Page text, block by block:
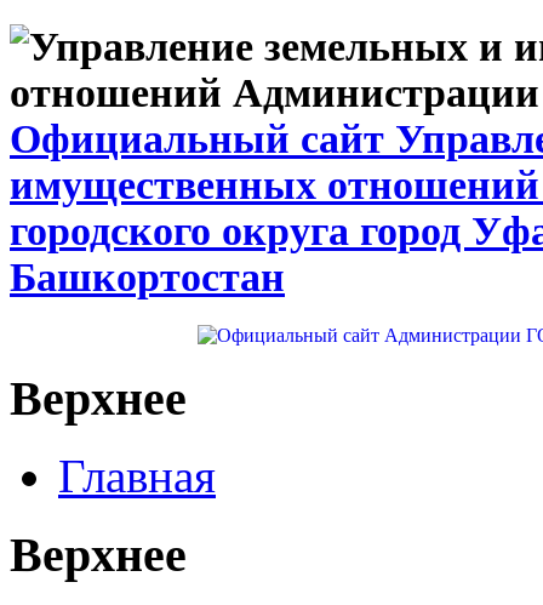
Официальный сайт
имущественных
городского округа город
Башкортостан
Верхнее
Главная
Верхнее